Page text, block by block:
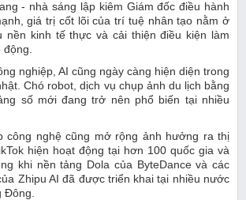
- nhà sáng lập kiêm Giám đốc điều hành
giá trị cốt lõi của trí tuệ nhân tạo nằm ở
nền kinh tế thực và cải thiện điều kiện làm
nghiệp, AI cũng ngày càng hiện diện trong
Chó robot, dịch vụ chụp ảnh du lịch bằng
số mới đang trở nên phổ biến tại nhiều
công nghệ cũng mở rộng ảnh hưởng ra thị
hiện hoạt động tại hơn 100 quốc gia và
khi nền tảng Dola của ByteDance và các
Zhipu AI đã được triển khai tại nhiều nước
Đông.